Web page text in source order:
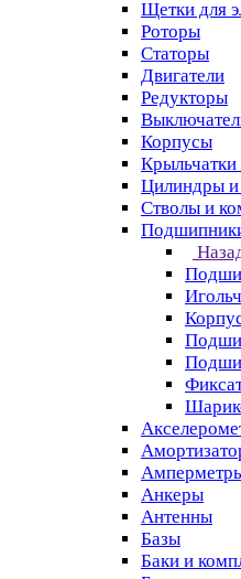
Щетки для
Роторы
Статоры
Двигатели
Редукторы
Корпусы
Цилиндры
Стволы и
Анкеры
Антенны
Базы
Баки и